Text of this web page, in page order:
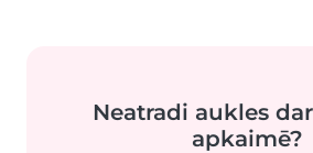
Neatradi aukles
apkaimē?